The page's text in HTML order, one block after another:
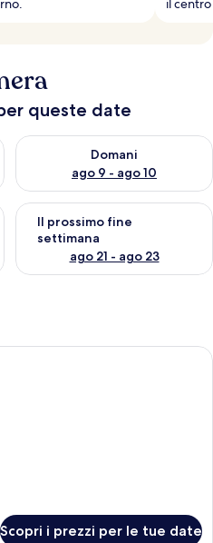
queste date
sera, ago 8 - ago 9
Domani
ago 9 - ago 10
Verifica la disponibilità per
fine settimana, ago 14 -
Il prossimo fine
settimana
ago 21 - ago 23
Verifica la disponibilità per il
Una camera d'albergo con un letto,
Scopri i prezzi per le tue date